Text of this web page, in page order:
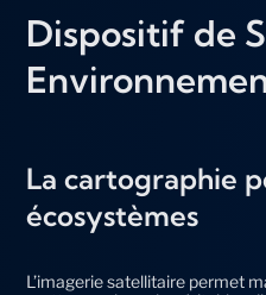
Dispositif de
La cartographie
écosystèmes
L’imagerie satellitaire permet